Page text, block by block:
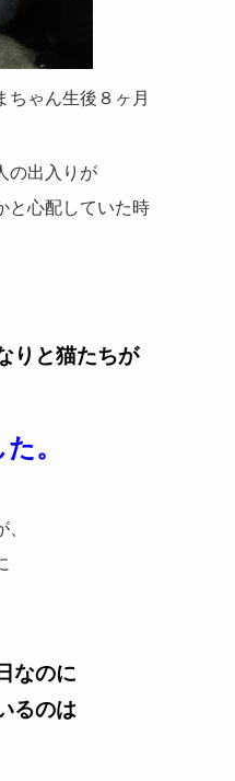
ちゃん生後８ヶ月
の出入りが
と心配していた時
りと猫たちが
。
なのに
るのは